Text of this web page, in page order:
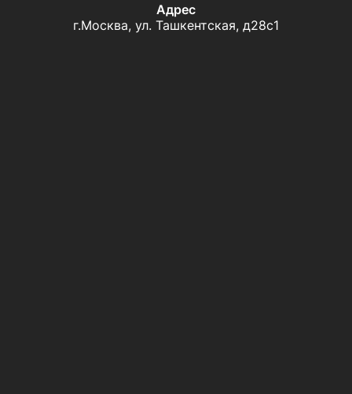
Адрес
г.Москва, ул. Ташкентская, д28с1